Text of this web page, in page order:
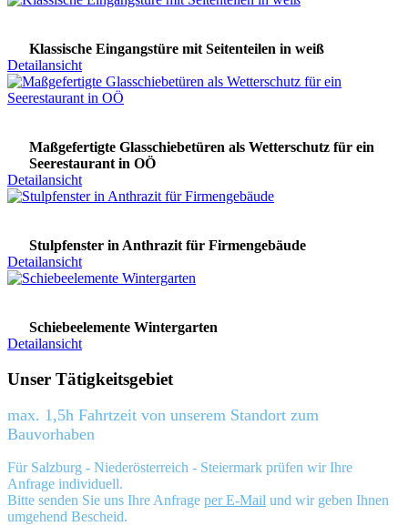
Klassische Eingangstüre mit Seitenteilen in weiß
Detailansicht
Maßgefertigte Glasschiebetüren als Wetterschutz für ein
Seerestaurant in OÖ
Detailansicht
Stulpfenster in Anthrazit für Firmengebäude
Detailansicht
Schiebeelemente Wintergarten
Detailansicht
Unser Tätigkeitsgebiet
max. 1,5h Fahrtzeit von unserem Standort zum
Bauvorhaben
Für Salzburg - Niederösterreich - Steiermark prüfen wir Ihre
Anfrage individuell.
Bitte senden Sie uns Ihre Anfrage per E-Mail und wir geben Ihnen
umgehend Bescheid.